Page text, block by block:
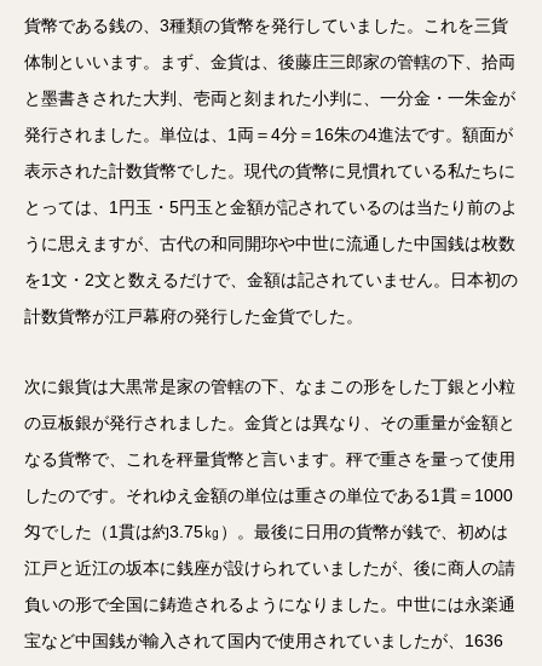
貨幣である銭の、3種類の貨幣を発行していました。これを三貨
体制といいます。まず、金貨は、後藤庄三郎家の管轄の下、拾両
と墨書きされた大判、壱両と刻まれた小判に、一分金・一朱金が
発行されました。単位は、1両＝4分＝16朱の4進法です。額面が
表示された計数貨幣でした。現代の貨幣に見慣れている私たちに
とっては、1円玉・5円玉と金額が記されているのは当たり前のよ
うに思えますが、古代の和同開珎や中世に流通した中国銭は枚数
を1文・2文と数えるだけで、金額は記されていません。日本初の
計数貨幣が江戸幕府の発行した金貨でした。
次に銀貨は大黒常是家の管轄の下、なまこの形をした丁銀と小粒
の豆板銀が発行されました。金貨とは異なり、その重量が金額と
なる貨幣で、これを秤量貨幣と言います。秤で重さを量って使用
したのです。それゆえ金額の単位は重さの単位である1貫＝1000
匁でした（1貫は約3.75㎏）。最後に日用の貨幣が銭で、初めは
江戸と近江の坂本に銭座が設けられていましたが、後に商人の請
負いの形で全国に鋳造されるようになりました。中世には永楽通
宝など中国銭が輸入されて国内で使用されていましたが、1636